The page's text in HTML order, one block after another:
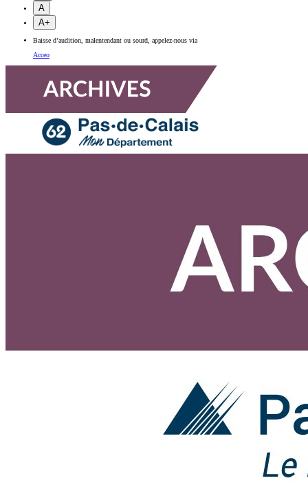
A
A+
Baisse d’audition, malentendant ou sourd, appelez-nous via
Acceo